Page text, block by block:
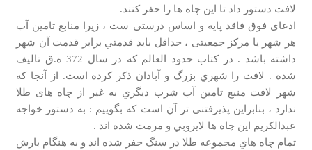
لافت دستور داد تا اين چاه ها را حفر كنند.
ادعای فوق فاقد پایه و اساس درستی ست ، زیرا منابع تامين آب
هر شهر يا مرکز جمعیتی ، حداقل باید قدمتي برابر قدمت آن شهر
داشته باشد . در كتاب حدود العالم كه در سال 372 ه.ق تاليف
شده . لافت را شهري بزرگ و آبادان ذكر كرده است. از آنجا كه
شهر لافت منبع تامين آب شرب ديگري به غیر از چاه های طلا
ندارد ، بنابراين پذیرفتنی تر آن است که بگوییم : به دستور خواجه
عبدالكريم اين چاه ها لايروبي و مرمت شده اند .
تمام چاه هاي مجموعه طلا در سنگ حفر شده اند و به هنگام بارش